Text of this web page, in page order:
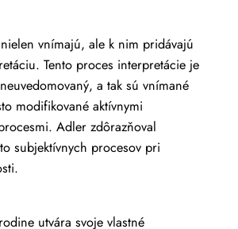
vnímajú, ale k nim pridávajú
Tento proces interpretácie je
a tak sú vnímané
modifikované aktívnymi
Adler zdôrazňoval
subjektívnych procesov pri
utvára svoje vlastné